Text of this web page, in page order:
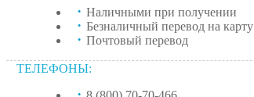
Наличными при получении
Безналичный перевод на карту
Почтовый перевод
ТЕЛЕФОНЫ: